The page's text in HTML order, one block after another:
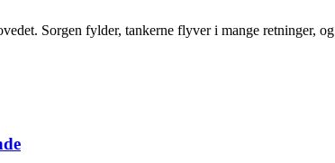
Sorgen fylder, tankerne flyver i mange retninger, og